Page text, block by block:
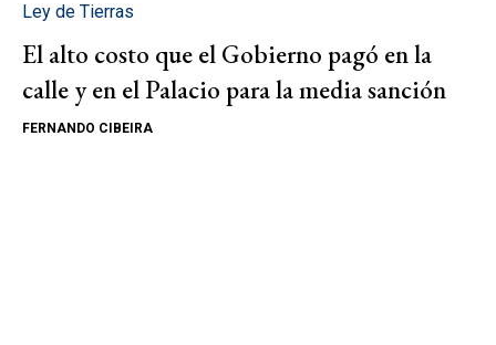
Ley de Tierras
El alto costo que el Gobierno pagó en la
calle y en el Palacio para la media sanción
FERNANDO CIBEIRA